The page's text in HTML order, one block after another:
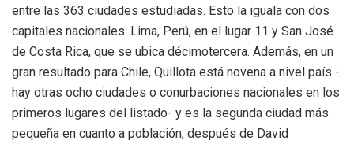
entre las 363 ciudades estudiadas. Esto la iguala con dos
capitales nacionales: Lima, Perú, en el lugar 11 y San José
de Costa Rica, que se ubica décimotercera. Además, en un
gran resultado para Chile, Quillota está novena a nivel país -
hay otras ocho ciudades o conurbaciones nacionales en los
primeros lugares del listado- y es la segunda ciudad más
pequeña en cuanto a población, después de David